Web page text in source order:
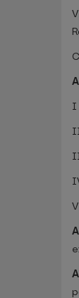
I